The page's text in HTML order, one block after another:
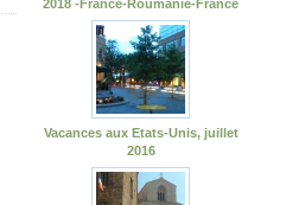
2018 -France-Roumanie-France
Vacances aux Etats-Unis, juillet
2016